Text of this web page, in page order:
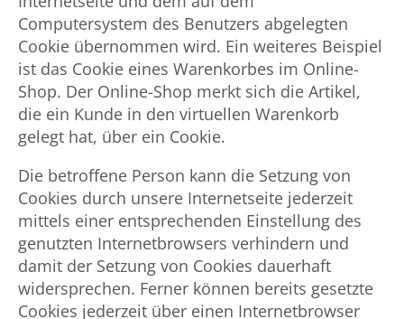
Computersystem des Benutzers abgelegten
Cookie übernommen wird. Ein weiteres Beispiel
ist das Cookie eines Warenkorbes im Online-
Shop. Der Online-Shop merkt sich die Artikel,
die ein Kunde in den virtuellen Warenkorb
gelegt hat, über ein Cookie.
Die betroffene Person kann die Setzung von
Cookies durch unsere Internetseite jederzeit
mittels einer entsprechenden Einstellung des
genutzten Internetbrowsers verhindern und
damit der Setzung von Cookies dauerhaft
widersprechen. Ferner können bereits gesetzte
Cookies jederzeit über einen Internetbrowser